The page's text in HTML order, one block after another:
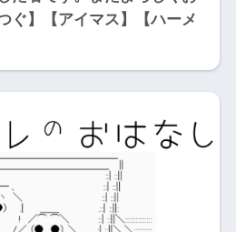
ぐ】【アイマス】【ハーメ